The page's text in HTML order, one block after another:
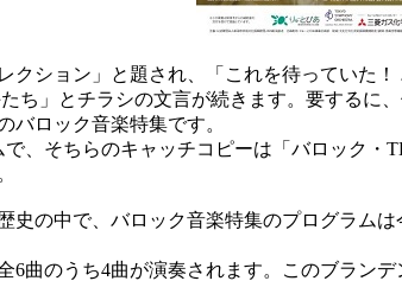
ション」と題され、「これを待っていた！
ち」とチラシの文言が続きます。要するに
バロック音楽特集です。
、そちらのキャッチコピーは「バロック・
の中で、バロック音楽特集のプログラムは
曲のうち4曲が演奏されます。このブランデ